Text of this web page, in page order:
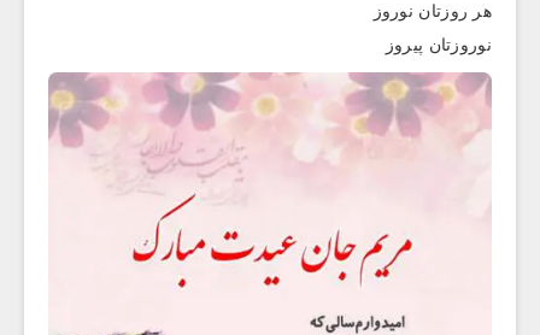
هر روزتان نوروز
نوروزتان پیروز